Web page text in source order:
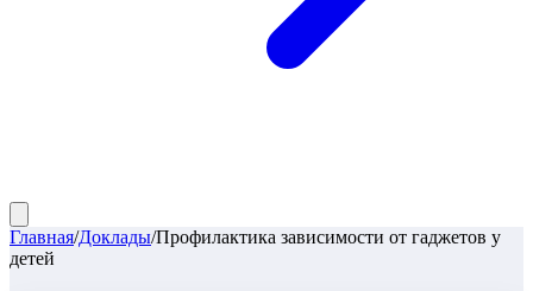
Главная/Доклады/Профилактика зависимости от гаджетов у
детей